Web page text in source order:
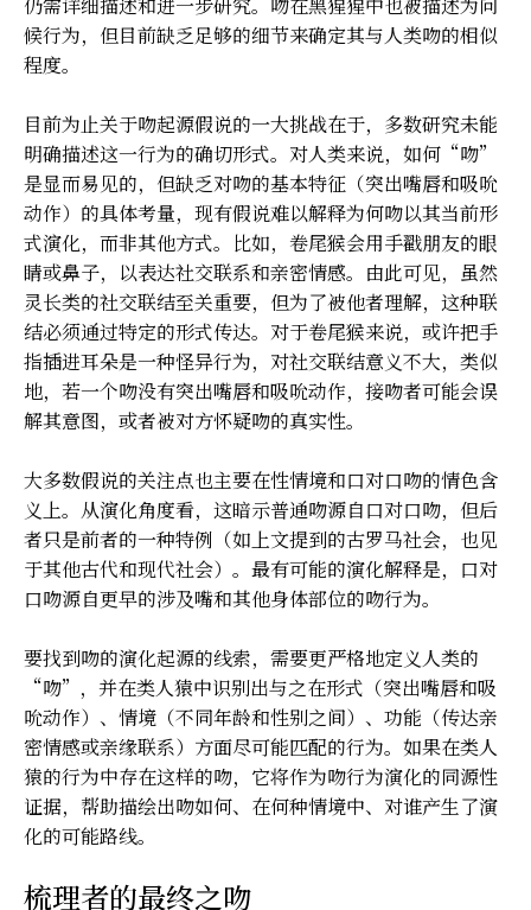
仍需详细描述和进一步研究。吻在黑猩猩中也被描述为问
候行为，但目前缺乏足够的细节来确定其与人类吻的相似
程度。
目前为止关于吻起源假说的一大挑战在于，多数研究未能
明确描述这一行为的确切形式。对人类来说，如何“吻”
是显而易见的，但缺乏对吻的基本特征（突出嘴唇和吸吮
动作）的具体考量，现有假说难以解释为何吻以其当前形
式演化，而非其他方式。比如，卷尾猴会用手戳朋友的眼
睛或鼻子，以表达社交联系和亲密情感。由此可见，虽然
灵长类的社交联结至关重要，但为了被他者理解，这种联
结必须通过特定的形式传达。对于卷尾猴来说，或许把手
指插进耳朵是一种怪异行为，对社交联结意义不大，类似
地，若一个吻没有突出嘴唇和吸吮动作，接吻者可能会误
解其意图，或者被对方怀疑吻的真实性。
大多数假说的关注点也主要在性情境和口对口吻的情色含
义上。从演化角度看，这暗示普通吻源自口对口吻，但后
者只是前者的一种特例（如上文提到的古罗马社会，也见
于其他古代和现代社会）。最有可能的演化解释是，口对
口吻源自更早的涉及嘴和其他身体部位的吻行为。
要找到吻的演化起源的线索，需要更严格地定义人类的
“吻”，并在类人猿中识别出与之在形式（突出嘴唇和吸
吮动作）、情境（不同年龄和性别之间）、功能（传达亲
密情感或亲缘联系）方面尽可能匹配的行为。如果在类人
猿的行为中存在这样的吻，它将作为吻行为演化的同源性
证据，帮助描绘出吻如何、在何种情境中、对谁产生了演
化的可能路线。
梳理者的最终之吻